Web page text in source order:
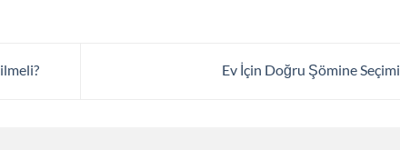
Ev İçin Doğru Şömine Seçimi